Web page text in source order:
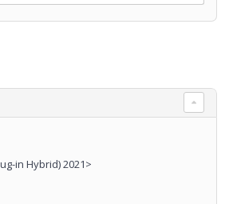
in Hybrid) 2021>